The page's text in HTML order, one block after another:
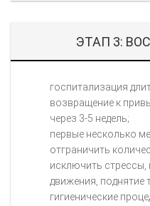
ЭТАП 3:
госпитализация
возвращение к
через 3-5 недель;
первые несколько
отграничить
исключить стрессы,
движения, поднятие
гигиенические